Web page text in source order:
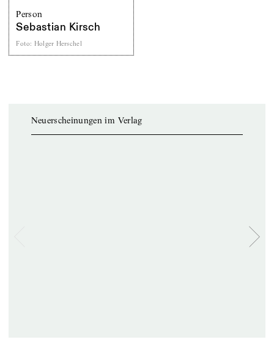
Person
Sebastian Kirsch
Foto: Holger Herschel
Neuerscheinungen im Verlag